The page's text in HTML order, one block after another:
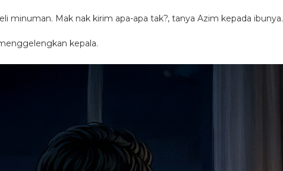
minuman. Mak nak kirim apa-apa tak?, tanya Azim kepada ibunya.
kepala.